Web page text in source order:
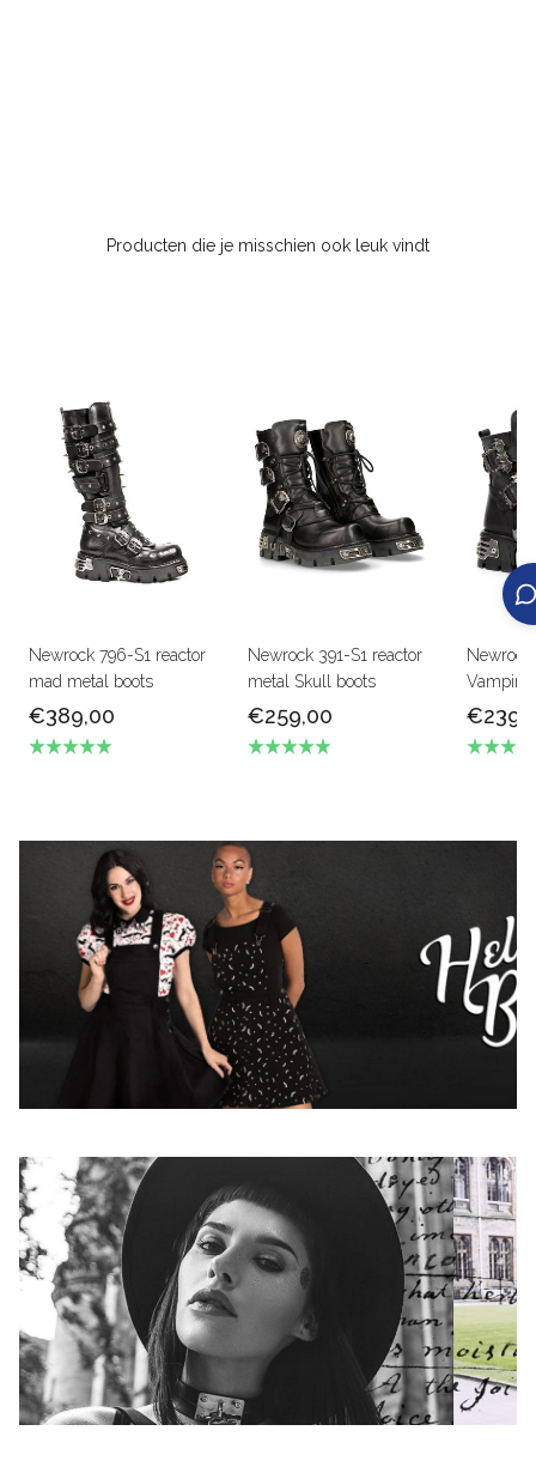
Producten die je misschien ook leuk vindt
Newrock 796-S1 reactor
mad metal boots
€389,00
Newrock 391-S1 reactor
metal Skull boots
€259,00
Vampire